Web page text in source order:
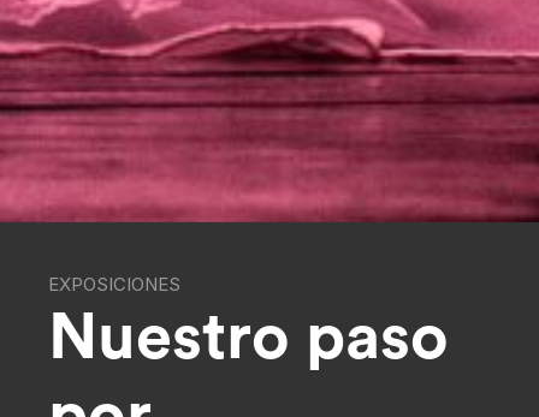
EXPOSICIONES
Nuestro paso